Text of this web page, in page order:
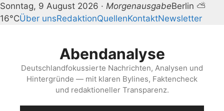
Sonntag, 9 August 2026 · MorgenausgabeBerlin ⛅
16°CÜber unsRedaktionQuellenKontaktNewsletter
Abendanalyse
Deutschlandfokussierte Nachrichten, Analysen und
Hintergründe — mit klaren Bylines, Faktencheck
und redaktioneller Transparenz.